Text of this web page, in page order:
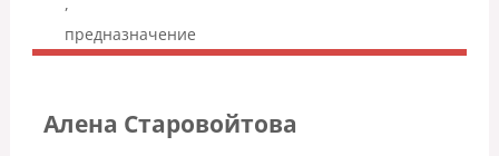
предназначение
Алена Старовойтова